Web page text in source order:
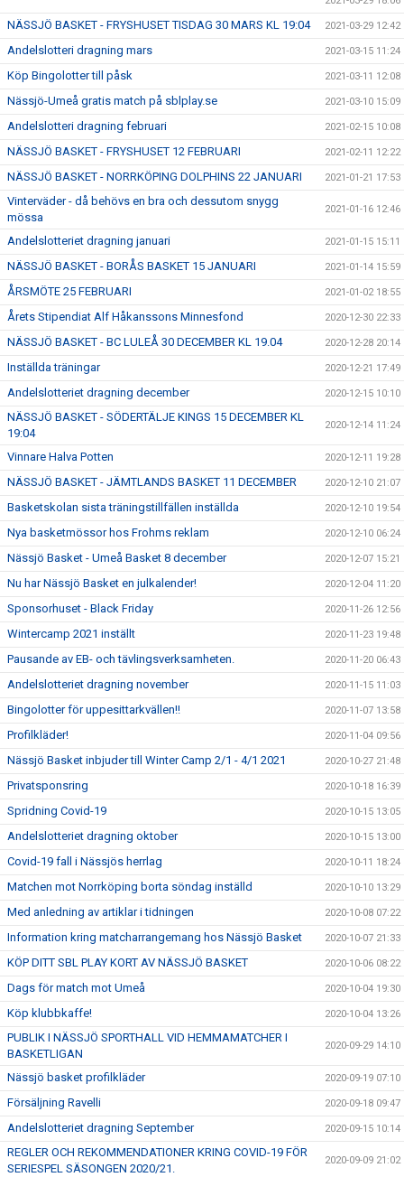
NÄSSJÖ BASKET - FRYSHUSET TISDAG 30 MARS KL 19:04 2021-03-29 12:42
Andelslotteri dragning mars 2021-03-15 11:24
Köp Bingolotter till påsk 2021-03-11 12:08
Nässjö-Umeå gratis match på sblplay.se 2021-03-10 15:09
Andelslotteri dragning februari 2021-02-15 10:08
NÄSSJÖ BASKET - FRYSHUSET 12 FEBRUARI 2021-02-11 12:22
NÄSSJÖ BASKET - NORRKÖPING DOLPHINS 22 JANUARI 2021-01-21 17:53
Vinterväder - då behövs en bra och dessutom snygg
mössa
2021-01-16 12:46
Andelslotteriet dragning januari 2021-01-15 15:11
NÄSSJÖ BASKET - BORÅS BASKET 15 JANUARI 2021-01-14 15:59
ÅRSMÖTE 25 FEBRUARI 2021-01-02 18:55
Årets Stipendiat Alf Håkanssons Minnesfond 2020-12-30 22:33
NÄSSJÖ BASKET - BC LULEÅ 30 DECEMBER KL 19.04 2020-12-28 20:14
Inställda träningar 2020-12-21 17:49
Andelslotteriet dragning december 2020-12-15 10:10
NÄSSJÖ BASKET - SÖDERTÄLJE KINGS 15 DECEMBER KL
19:04
2020-12-14 11:24
Vinnare Halva Potten 2020-12-11 19:28
NÄSSJÖ BASKET - JÄMTLANDS BASKET 11 DECEMBER 2020-12-10 21:07
Basketskolan sista träningstillfällen inställda 2020-12-10 19:54
Nya basketmössor hos Frohms reklam 2020-12-10 06:24
Nässjö Basket - Umeå Basket 8 december 2020-12-07 15:21
Nu har Nässjö Basket en julkalender! 2020-12-04 11:20
Sponsorhuset - Black Friday 2020-11-26 12:56
Wintercamp 2021 inställt 2020-11-23 19:48
Pausande av EB- och tävlingsverksamheten. 2020-11-20 06:43
Andelslotteriet dragning november 2020-11-15 11:03
Bingolotter för uppesittarkvällen!! 2020-11-07 13:58
Profilkläder! 2020-11-04 09:56
Nässjö Basket inbjuder till Winter Camp 2/1 - 4/1 2021 2020-10-27 21:48
Privatsponsring 2020-10-18 16:39
Spridning Covid-19 2020-10-15 13:05
Andelslotteriet dragning oktober 2020-10-15 13:00
Covid-19 fall i Nässjös herrlag 2020-10-11 18:24
Matchen mot Norrköping borta söndag inställd 2020-10-10 13:29
Med anledning av artiklar i tidningen 2020-10-08 07:22
Information kring matcharrangemang hos Nässjö Basket 2020-10-07 21:33
KÖP DITT SBL PLAY KORT AV NÄSSJÖ BASKET 2020-10-06 08:22
Dags för match mot Umeå 2020-10-04 19:30
Köp klubbkaffe! 2020-10-04 13:26
PUBLIK I NÄSSJÖ SPORTHALL VID HEMMAMATCHER I
BASKETLIGAN
2020-09-29 14:10
Nässjö basket profilkläder 2020-09-19 07:10
Försäljning Ravelli 2020-09-18 09:47
Andelslotteriet dragning September 2020-09-15 10:14
REGLER OCH REKOMMENDATIONER KRING COVID-19 FÖR
SERIESPEL SÄSONGEN 2020/21.
2020-09-09 21:02